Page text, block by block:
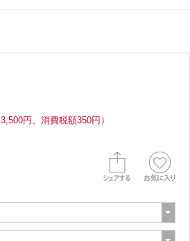
3,500円、消費税額350円）